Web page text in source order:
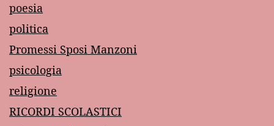
poesia
politica
Promessi Sposi Manzoni
psicologia
religione
RICORDI SCOLASTICI